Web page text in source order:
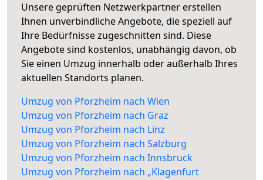
Unsere geprüften Netzwerkpartner erstellen
Ihnen unverbindliche Angebote, die speziell auf
Ihre Bedürfnisse zugeschnitten sind. Diese
Angebote sind kostenlos, unabhängig davon, ob
Sie einen Umzug innerhalb oder außerhalb Ihres
aktuellen Standorts planen.
Umzug von Pforzheim nach Wien
Umzug von Pforzheim nach Graz
Umzug von Pforzheim nach Linz
Umzug von Pforzheim nach Salzburg
Umzug von Pforzheim nach Innsbruck
Umzug von Pforzheim nach „Klagenfurt